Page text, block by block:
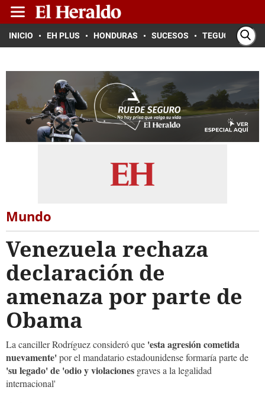
INICIO EH PLUS HONDURAS SUCESOS TEGUCIGALPA
Mundo
Venezuela rechaza
declaración de
amenaza por parte de
Obama
La canciller Rodríguez consideró que 'esta agresión cometida
nuevamente'por el mandatario estadounidense formaría parte de
'su legado' de 'odio y violaciones graves a la legalidad
internacional'